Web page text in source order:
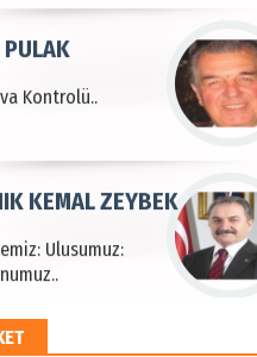
Kontrolü..
PULAK
Ulusumuz:
KEMAL ZEYBEK
HAYRİ PEKER